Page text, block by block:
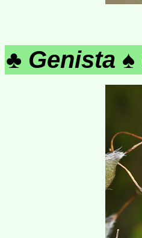
♣ Genista ♠